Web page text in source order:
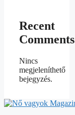
Recent
Comments
Nincs
megjeleníthető
bejegyzés.